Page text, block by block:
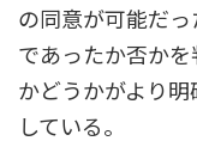
の同意が可能だ
であったか否か
かどうかがより
している。